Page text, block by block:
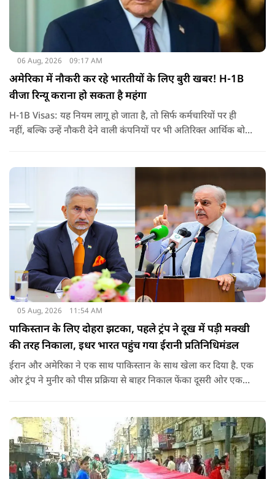
06 Aug, 2026 09:17 AM
अमेरिका में नौकरी कर रहे भारतीयों के लिए बुरी खबर! H-1B
वीजा रिन्यू कराना हो सकता है महंगा
H-1B Visas: यह नियम लागू हो जाता है, तो सिर्फ कर्मचारियों पर ही
नहीं, बल्कि उन्हें नौकरी देने वाली कंपनियों पर भी अतिरिक्त आर्थिक बोझ
वीजा का समय-समय पर नवीनीकरण कराते हैं.
05 Aug, 2026 11:54 AM
पाकिस्तान के लिए दोहरा झटका, पहले ट्रंप ने दूख में पड़ी मक्खी
की तरह निकाला, इधर भारत पहुंच गया ईरानी प्रतिनिधिमंडल
ईरान और अमेरिका ने एक साथ पाकिस्तान के साथ खेला कर दिया है. एक
ओर ट्रंप ने मुनीर को पीस प्रक्रिया से बाहर निकाल फेंका दूसरी ओर एक